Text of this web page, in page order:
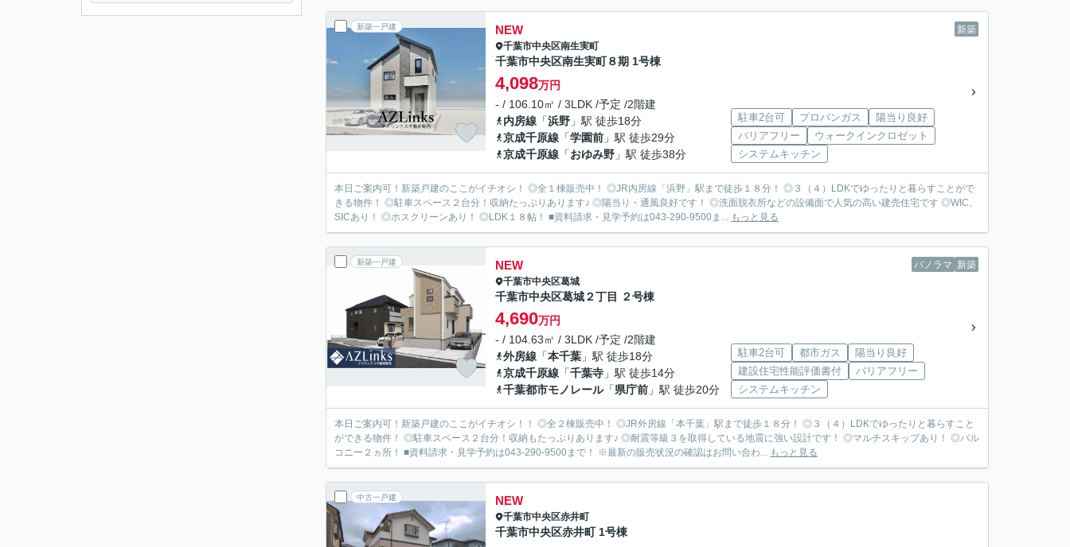
新築一戸建 新築
NEW
千葉市中央区南生実町
千葉市中央区南生実町８期 1号棟
4,098万円
- / 106.10㎡ / 3LDK /予定 /2階建
内房線 「浜野 」駅 徒歩18分
京成千原線 「学園前 」駅 徒歩29分
京成千原線 「おゆみ野 」駅 徒歩38分
駐車2台可 プロパンガス
陽当り良好
バリアフリー
ウォークインクロゼット
システムキッチン
本日ご案内可！新築戸建のここがイチオシ！ ◎全１棟販売中！ ◎JR内房線「浜野」駅まで徒歩１８分！ ◎３（４）LDKでゆったりと暮らすことがで
きる物件！ ◎駐車スペース２台分！収納たっぷりあります♪ ◎陽当り・通風良好です！ ◎洗面脱衣所などの設備面で人気の高い建売住宅です ◎WIC、
SICあり！ ◎ホスクリーンあり！ ◎LDK１８帖！ ■資料請求・見学予約は043-290-9500ま... もっと見る
新築一戸建 パノラマ 新築
NEW
千葉市中央区葛城
千葉市中央区葛城２丁目 ２号棟
4,690万円
- / 104.63㎡ / 3LDK /予定 /2階建
外房線 「本千葉 」駅 徒歩18分
京成千原線 「千葉寺 」駅 徒歩14分
千葉都市モノレール「県庁前 」駅 徒歩20分
駐車2台可 都市ガス
陽当り良好
建設住宅性能評価書付
バリアフリー
システムキッチン
本日ご案内可！新築戸建のここがイチオシ！！ ◎全２棟販売中！ ◎JR外房線「本千葉」駅まで徒歩１８分！ ◎３（４）LDKでゆったりと暮らすこと
ができる物件！ ◎駐車スペース２台分！収納もたっぷりあります♪ ◎耐震等級３を取得している地震に強い設計です！ ◎マルチスキップあり！ ◎バル
コニー２ヵ所！ ■資料請求・見学予約は043-290-9500まで！ ※最新の販売状況の確認はお問い合わ... もっと見る
中古一戸建 NEW
千葉市中央区赤井町
千葉市中央区赤井町 1号棟